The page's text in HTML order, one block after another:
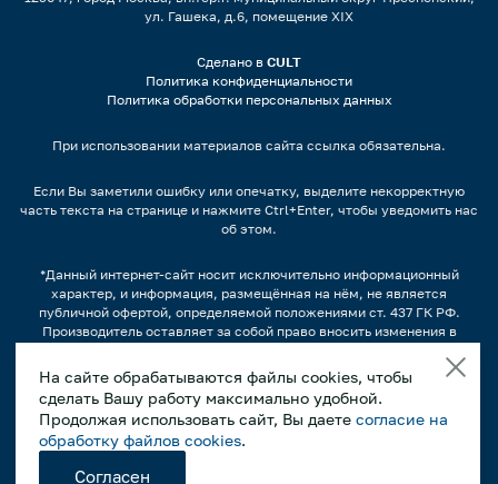
ул. Гашека, д.6, помещение XIX
Сделано в CULT
Политика конфиденциальности
Политика обработки персональных данных
При использовании материалов сайта ссылка обязательна.
Если Вы заметили ошибку или опечатку, выделите некорректную
часть текста на странице и нажмите Ctrl+Enter, чтобы уведомить нас
об этом.
*Данный интернет-сайт носит исключительно информационный
характер, и информация, размещённая на нём, не является
публичной офертой, определяемой положениями ст. 437 ГК РФ.
Производитель оставляет за собой право вносить изменения в
предварительного уведомления.
Изображения продукции, а также, варианты наполнения
продуктами/напитками и другим содержимым может отличаться от
фактического вида. Интерьерные иллюстрации и примеры
использования оборудования являются вариантами эксплуатации.
Просим внимательно знакомиться с техническими
На сайте обрабатываются файлы cookies, чтобы
сделать Вашу работу максимально удобной.
Продолжая использовать сайт, Вы даете согласие на
обработку файлов cookies.
Согласен